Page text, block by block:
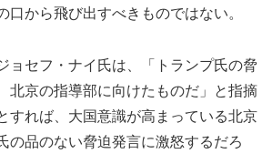
口から飛び出すべきものではない。
ョセフ・ナイ氏は、「トランプ氏の脅
北京の指導部に向けたものだ」と指摘
すれば、大国意識が高まっている北京
の品のない脅迫発言に激怒するだろ